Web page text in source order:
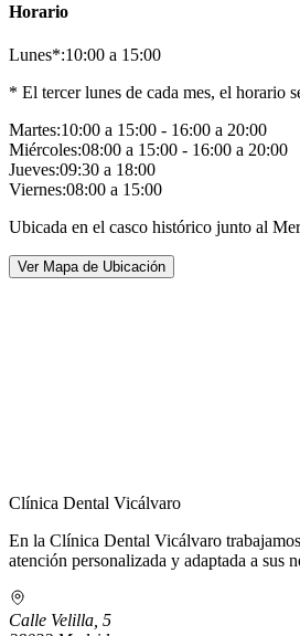
Horario
Lunes*:10:00 a 15:00
* El tercer lunes de cada mes, el horario
Martes:10:00 a 15:00 - 16:00 a 20:00
Miércoles:08:00 a 15:00 - 16:00 a 20:00
Jueves:09:30 a 18:00
Viernes:08:00 a 15:00
Ubicada en el casco histórico junto al
Ver Mapa de Ubicación
Clínica Dental Vicálvaro
En la Clínica Dental Vicálvaro
atención personalizada y adaptada a sus
Calle Velilla, 5